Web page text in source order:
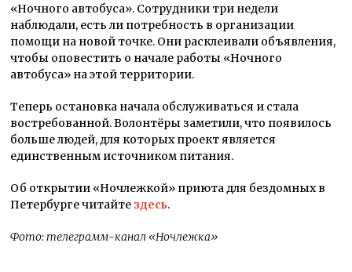
«Ночного автобуса». Сотрудники три недели
наблюдали, есть ли потребность в организации
помощи на новой точке. Они расклеивали объявления,
чтобы оповестить о начале работы «Ночного
автобуса» на этой территории.
Теперь остановка начала обслуживаться и стала
востребованной. Волонтёры заметили, что появилось
больше людей, для которых проект является
единственным источником питания.
Об открытии «Ночлежкой» приюта для бездомных в
Петербурге читайте здесь.
Фото: телеграмм-канал «Ночлежка»